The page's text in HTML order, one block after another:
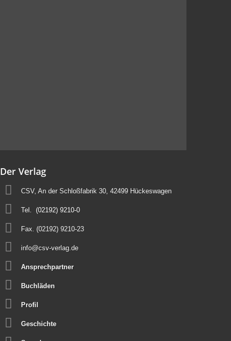
Der Verlag
CSV, An der Schloßfabrik 30, 42499 Hückeswagen
Tel. (02192) 9210-0
Fax. (02192) 9210-23
info@csv-verlag.de
Ansprechpartner
Buchläden
Profil
Geschichte